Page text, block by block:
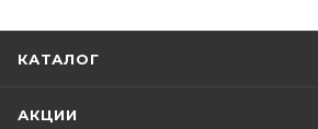
КАТАЛОГ
АКЦИИ